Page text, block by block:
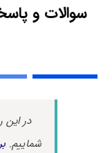
سوالات و
در این
شماییم.